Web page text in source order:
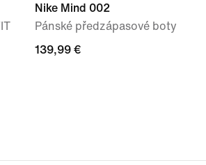
Nike Mind 002
Pánské předzápasové boty
139,99 €
139,99 €